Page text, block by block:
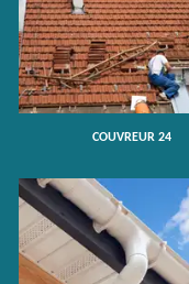
COUVREUR 24